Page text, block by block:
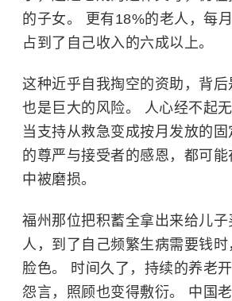
的子女。 更有18%的老人，每月
占到了自己收入的六成以上。
这种近乎自我掏空的资助，背后
也是巨大的风险。 人心经不起无
当支持从救急变成按月发放的
的尊严与接受者的感恩，都可
中被磨损。
福州那位把积蓄全拿出来给儿
人，到了自己频繁生病需要钱
脸色。 时间久了，持续的养老
怨言，照顾也变得敷衍。 中国